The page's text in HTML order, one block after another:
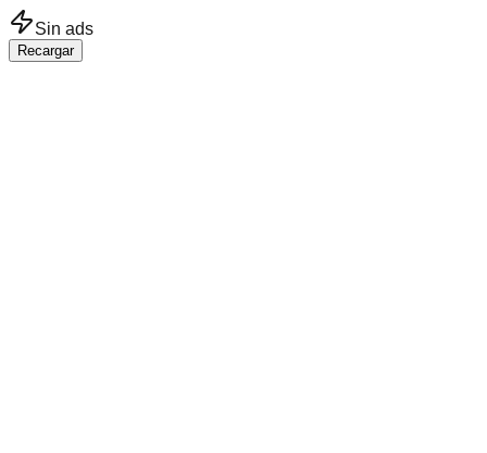
Saltar al contenido principal
Sin ads
Recargar